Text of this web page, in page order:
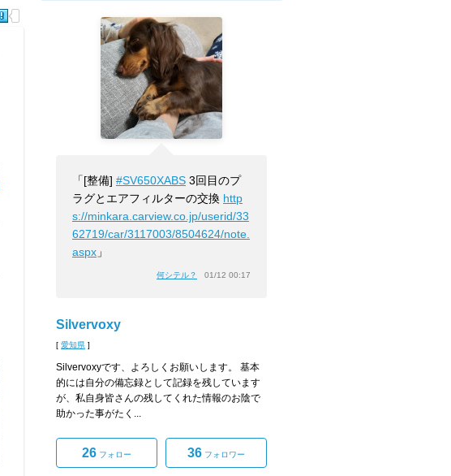
「[整備] #SV650XABS 3回目のプ
ラグとエアフィルターの交換 http
s://minkara.carview.co.jp/userid/33
62719/car/3117003/8504624/note.
aspx 」
何シテル？ 01/12 00:17
Silvervoxy
[ 愛知県 ]
Silvervoxyです、よろしくお願いします。 基本
的には自分の備忘録として記録を残しています
が、私自身皆さんの残してくれた情報のお陰で
助かった事がたく...
26 フォロー 36 フォロワー